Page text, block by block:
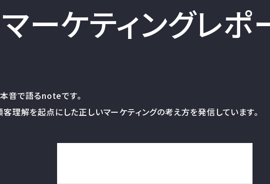
ーケティングレポ
音で語るnoteです。
理解を起点にした正しいマーケティングの考え方を発信しています。